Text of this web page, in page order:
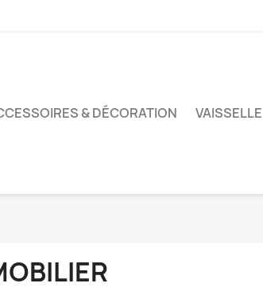
& DÉCORATION VAISSELLE